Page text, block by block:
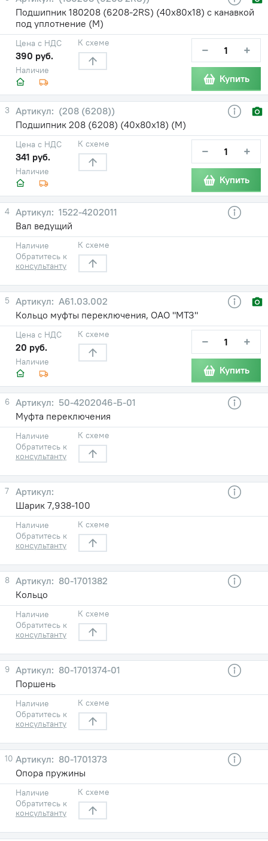
Подшипник 180208 (6208-2RS) (40х80х18) с канавкой
под уплотнение (М)
Наличие
Цена с НДС
390 руб.
К схеме − +
Купить
3
(208 (6208))
Подшипник 208 (6208) (40х80х18) (М)
Наличие
Цена с НДС
341 руб.
К схеме − +
Купить
4
1522-4202011
Вал ведущий
Наличие
Обратитесь к
консультанту
К схеме
5
А61.03.002
Кольцо муфты переключения, ОАО "МТЗ"
Наличие
Цена с НДС
20 руб.
К схеме − +
Купить
6
50-4202046-Б-01
Муфта переключения
Наличие
Обратитесь к
консультанту
К схеме
7
Шарик 7,938-100
Наличие
Обратитесь к
консультанту
К схеме
8
80-1701382
Кольцо
Наличие
Обратитесь к
консультанту
К схеме
9
80-1701374-01
Поршень
Наличие
Обратитесь к
консультанту
К схеме
10
80-1701373
Опора пружины
Наличие
Обратитесь к
консультанту
К схеме